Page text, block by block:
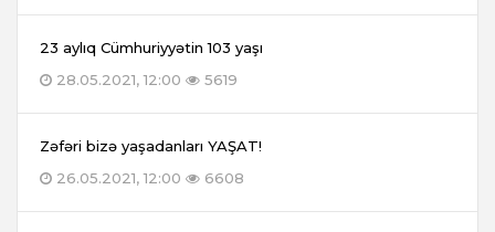
23 aylıq Cümhuriyyətin 103 yaşı
28.05.2021, 12:00
5619
Zəfəri bizə yaşadanları YAŞAT!
26.05.2021, 12:00
6608